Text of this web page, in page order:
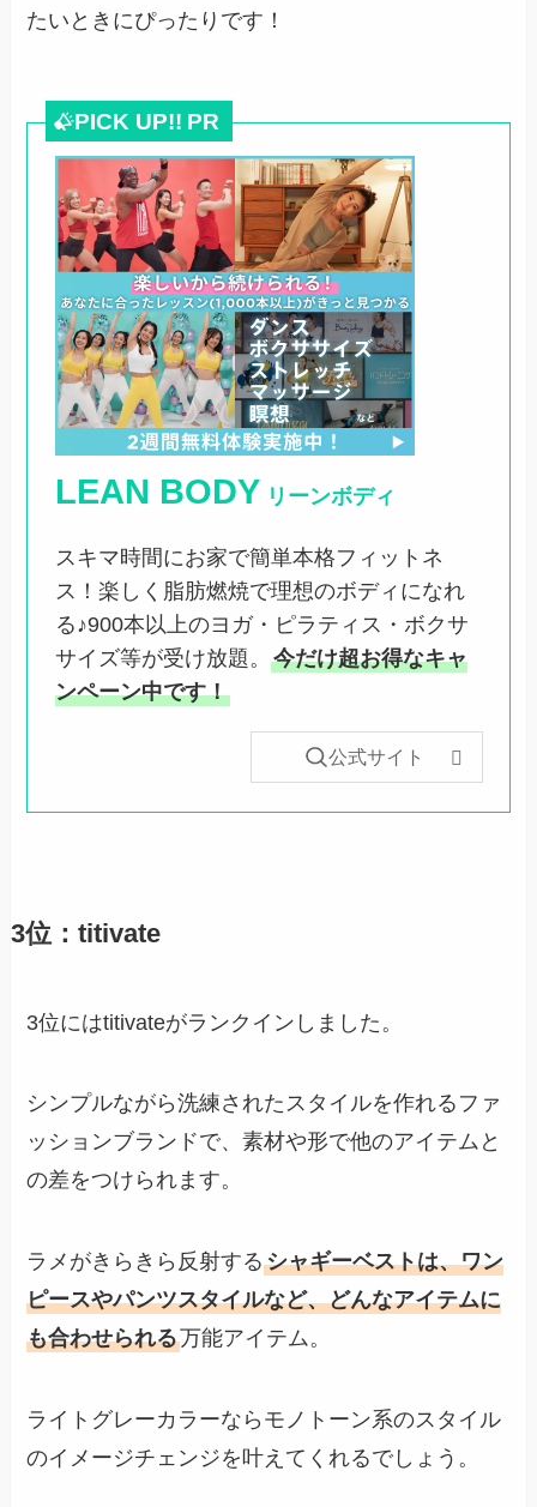
たいときにぴったりです！
PICK UP!! PR
LEAN BODY リーンボディ
スキマ時間にお家で簡単本格フィットネ
ス！楽しく脂肪燃焼で理想のボディになれ
る♪900本以上のヨガ・ピラティス・ボクサ
サイズ等が受け放題。 今だけ超お得なキャ
ンペーン中です！
公式サイト
3位：titivate
3位にはtitivateがランクインしました。
シンプルながら洗練されたスタイルを作れるファ
ッションブランドで、素材や形で他のアイテムと
の差をつけられます。
ラメがきらきら反射するシャギーベストは、ワン
ピースやパンツスタイルなど、どんなアイテムに
も合わせられる万能アイテム。
ライトグレーカラーならモノトーン系のスタイル
のイメージチェンジを叶えてくれるでしょう。